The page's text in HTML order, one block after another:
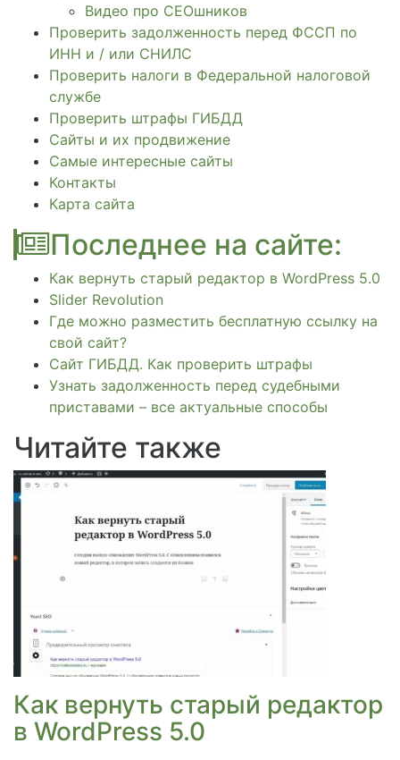
Видео про СЕОшников
Проверить задолженность перед ФССП по
ИНН и / или СНИЛС
Проверить налоги в Федеральной налоговой
службе
Проверить штрафы ГИБДД
Сайты и их продвижение
Самые интересные сайты
Контакты
Карта сайта
Последнее на сайте:
Как вернуть старый редактор в WordPress 5.0
Slider Revolution
Где можно разместить бесплатную ссылку на
свой сайт?
Сайт ГИБДД. Как проверить штрафы
Узнать задолженность перед судебными
приставами – все актуальные способы
Читайте также
Как вернуть старый редактор
в WordPress 5.0